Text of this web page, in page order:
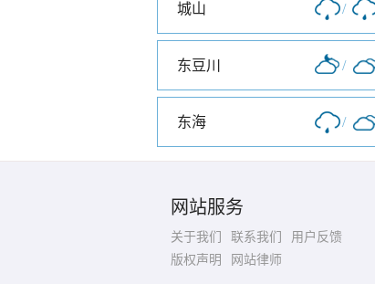
城山 /
东豆川 /
东海 /
网站服务
关于我们 联系我们
用户反馈
版权声明
网站律师